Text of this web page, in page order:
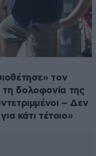
τον
δολοφονία της
– Δεν
κάτι τέτοιο»